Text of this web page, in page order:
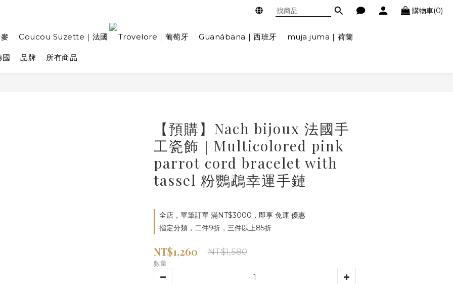
購物車(0)
Coucou Suzette｜法國 Trovelore｜葡萄牙 Guanábana｜西班牙 muja juma｜荷蘭
品牌 所有商品
【預購】Nach bijoux 法國手
工瓷飾｜Multicolored pink
parrot cord bracelet with
tassel 粉鸚鵡幸運手鏈
全店，單筆訂單 滿NT$3000，即享 免運 優惠
指定分類，二件9折，三件以上85折
NT$1,260 NT$1,580
數量